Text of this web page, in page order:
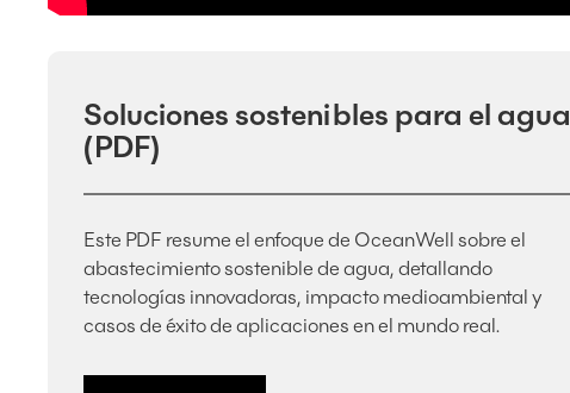
Soluciones sostenibles para el agua
(PDF)
Este PDF resume el enfoque de OceanWell sobre el
abastecimiento sostenible de agua, detallando
tecnologías innovadoras, impacto medioambiental y
casos de éxito de aplicaciones en el mundo real.